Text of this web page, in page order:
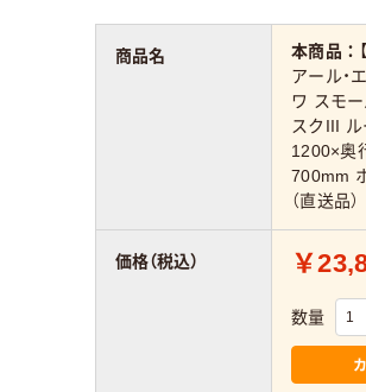
本商品：
アール・
ワ スモ
スクIII
1200×奥
700mm
（直送品）
￥
数量
商品名
価格（税込）